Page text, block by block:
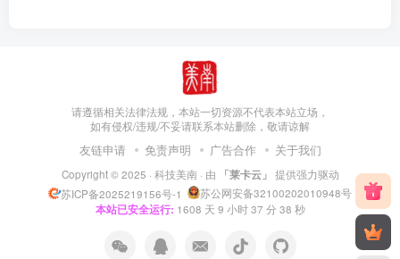
请遵循相关法律法规，本站一切资源不代表本站立场，
如有侵权/违规/不妥请联系本站删除，敬请谅解
友链申请 免责声明 广告合作 关于我们
Copyright © 2025 · 科技美南 · 由 「莱卡云」 提供强力驱动
苏ICP备2025219156号-1
苏公网安备32100202010948号
本站已安全运行: 1608 天 9 小时37 分 39 秒